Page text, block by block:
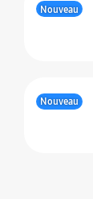
Nouveau
Nouveau